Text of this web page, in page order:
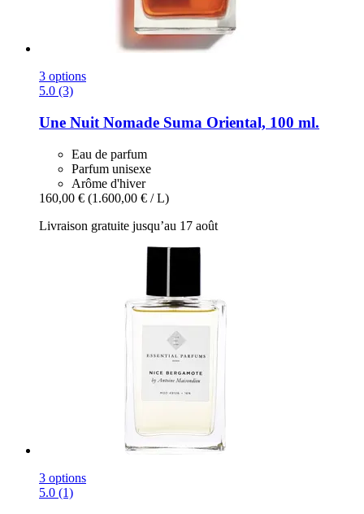
3 options
5.0 (3)
Une Nuit Nomade Suma Oriental, 100 ml.
Eau de parfum
Parfum unisexe
Arôme d'hiver
160,00 € (1.600,00 € / L)
Livraison gratuite jusqu’au 17 août
3 options
5.0 (1)